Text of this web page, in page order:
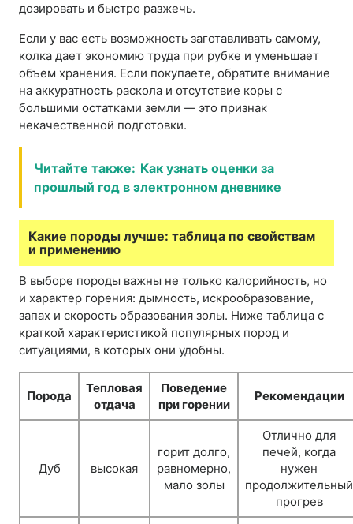
дозировать и быстро разжечь.
Если у вас есть возможность заготавливать самому,
колка дает экономию труда при рубке и уменьшает
объем хранения. Если покупаете, обратите внимание
на аккуратность раскола и отсутствие коры с
большими остатками земли — это признак
некачественной подготовки.
Читайте также: Как узнать оценки за
прошлый год в электронном дневнике
Какие породы лучше: таблица по свойствам
и применению
В выборе породы важны не только калорийность, но
и характер горения: дымность, искрообразование,
запах и скорость образования золы. Ниже таблица с
краткой характеристикой популярных пород и
ситуациями, в которых они удобны.
Порода
Тепловая
отдача
Поведение
при горении
Рекомендации
Дуб высокая
горит долго,
равномерно,
мало золы
Отлично для
печей, когда
нужен
продолжительный
прогрев